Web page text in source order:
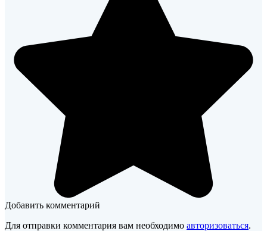
Добавить комментарий
Для отправки комментария вам необходимо авторизоваться.